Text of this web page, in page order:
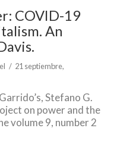
COVID-19
An
21 septiembre,
Stefano G.
on power and the
volume 9, number 2